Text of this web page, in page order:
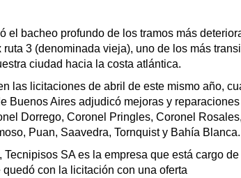
Datos Útiles
Fúnebres
Teléfonos de urgencia
el bacheo profundo de los tramos más
3 (denominada vieja), uno de los más
ciudad hacia la costa atlántica.
las licitaciones de abril de este mismo año,
Buenos Aires adjudicó mejoras y reparaciones
Dorrego, Coronel Pringles, Coronel Rosales,
Puan, Saavedra, Tornquist y Bahía Blanca.
Tecnipisos SA es la empresa que está cargo
con la licitación con una oferta